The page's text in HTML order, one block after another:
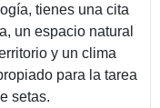
tienes una cita
un espacio natural
y un clima
para la tarea
setas.